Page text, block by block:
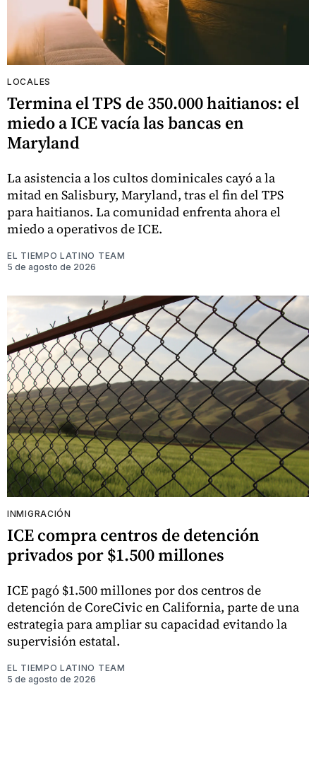
LOCALES
Termina el TPS de 350.000 haitianos: el
miedo a ICE vacía las bancas en
Maryland
La asistencia a los cultos dominicales cayó a la
mitad en Salisbury, Maryland, tras el fin del TPS
para haitianos. La comunidad enfrenta ahora el
miedo a operativos de ICE.
EL TIEMPO LATINO TEAM
5 de agosto de 2026
INMIGRACIÓN
ICE compra centros de detención
privados por $1.500 millones
ICE pagó $1.500 millones por dos centros de
detención de CoreCivic en California, parte de una
estrategia para ampliar su capacidad evitando la
supervisión estatal.
EL TIEMPO LATINO TEAM
5 de agosto de 2026